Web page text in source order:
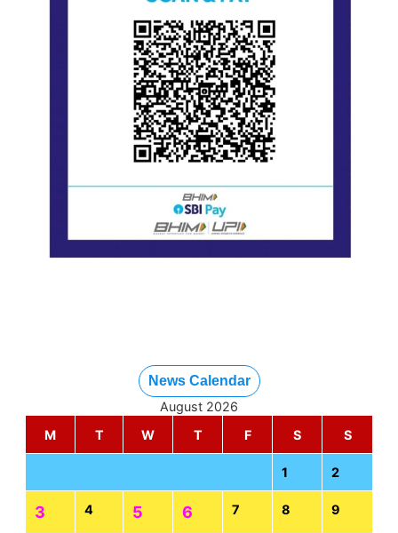
News Calendar
August 2026
M
T W T F S S
1 2
3 4 5 6 7 8 9